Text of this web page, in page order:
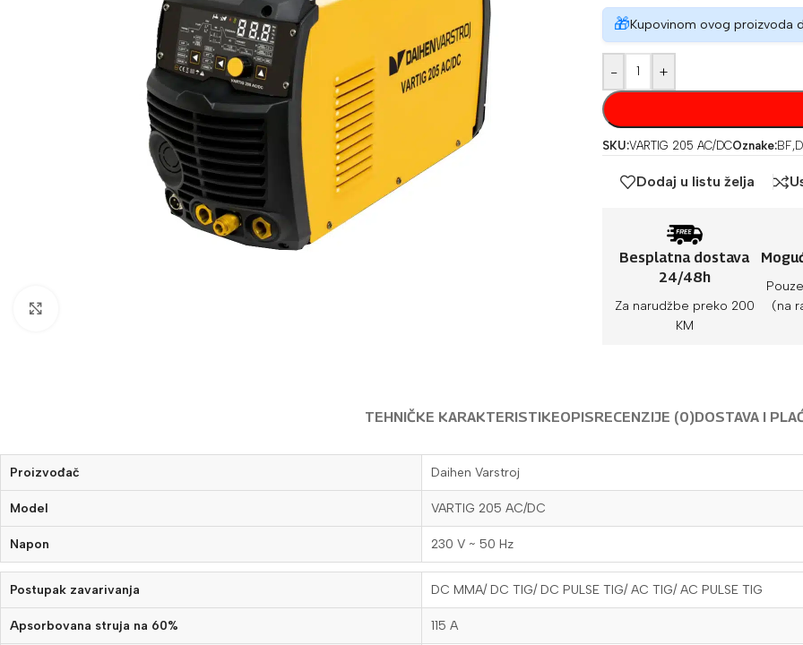
🎁Kupovinom ovog proizvoda
- +
SKU:VARTIG 205 AC/DCOznake:BF,
Dodaj u listu želja
Besplatna dostava
24/48h
Za narudžbe preko 200
KM
(na
TEHNIČKE KARAKTERISTIKEOPISRECENZIJE (0)DOSTAVA I
Proizvođač Daihen Varstroj
Model VARTIG 205 AC/DC
Napon 230 V ~ 50 Hz
Postupak zavarivanja DC MMA/ DC TIG/ DC PULSE TIG/ AC TIG/ AC PULSE TIG
Apsorbovana struja na 60% 115 A